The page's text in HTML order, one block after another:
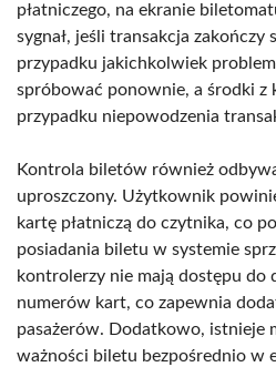
płatniczego, na ekranie
sygnał, jeśli transakcja zakończy
przypadku jakichkolwiek
spróbować ponownie, a środki z
przypadku niepowodzenia
Kontrola biletów również
uproszczony. Użytkownik
kartę płatniczą do czytnika, co
posiadania biletu w systemie
kontrolerzy nie mają dostępu do
numerów kart, co zapewnia
pasażerów. Dodatkowo, istnieje
ważności biletu bezpośrednio w